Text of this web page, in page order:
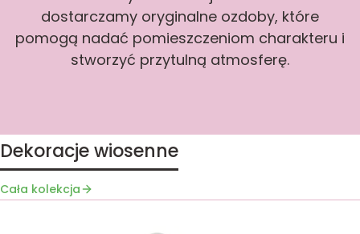
dostarczamy oryginalne ozdoby, które
pomogą nadać pomieszczeniom charakteru i
stworzyć przytulną atmosferę.
Dekoracje wiosenne
Cała kolekcja